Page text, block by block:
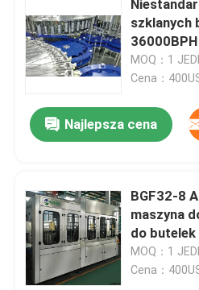
szklanych
36000BPH
MOQ：1
Cena：
Najlepsza cena
BGF32-8
maszyna
do
MOQ：1
Cena：